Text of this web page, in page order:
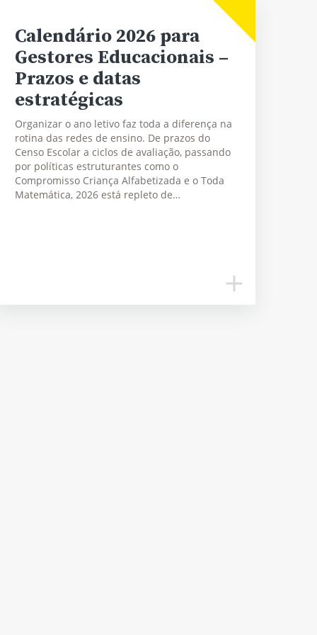
Calendário 2026 para
Gestores Educacionais –
Prazos e datas
estratégicas
Organizar o ano letivo faz toda a diferença na
rotina das redes de ensino. De prazos do
Censo Escolar a ciclos de avaliação, passando
por políticas estruturantes como o
Compromisso Criança Alfabetizada e o Toda
Matemática, 2026 está repleto de…